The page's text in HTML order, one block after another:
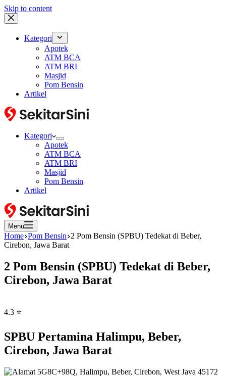
Skip to content
Kategori
Apotek
ATM BCA
ATM BRI
Masjid
Pom Bensin
Artikel
Kategori
Apotek
ATM BCA
ATM BRI
Masjid
Pom Bensin
Artikel
Menu
Home Pom Bensin 2 Pom Bensin (SPBU) Tedekat di Beber,
Cirebon, Jawa Barat
2 Pom Bensin (SPBU) Tedekat di Beber,
Cirebon, Jawa Barat
4.3 ⭐
SPBU Pertamina Halimpu, Beber,
Cirebon, Jawa Barat
5G8C+98Q, Halimpu, Beber, Cirebon, West Java 45172